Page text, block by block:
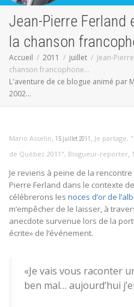
Jean-Pierre Ferland
la chanson
Accueil 2011 juillet
Jean-
chanson francophone…
L'aventure de ce blogue animé par
2002...
Mario Asselin, 15 juillet 2011 , Je partage,
de Québec 2011", Blogueur-reporter, 1
Je reviens à peine de la
Pierre Ferland dans le contexte
célébrerons les noces d’or de
m’empêcher de le laisser, à
anecdote survenue lors de la
écrite» de l’événement.
«Je vais vous raconter
ben mal… aujourd’hui